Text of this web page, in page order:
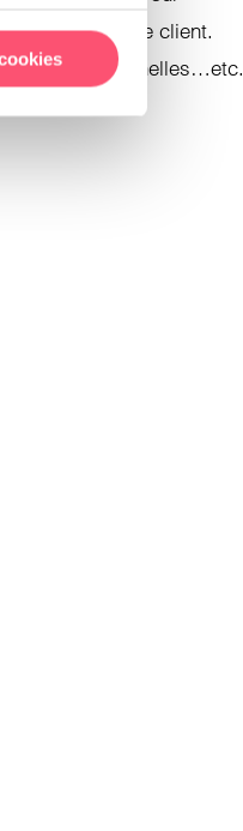
profil de votre client.
promotionnelles…etc.